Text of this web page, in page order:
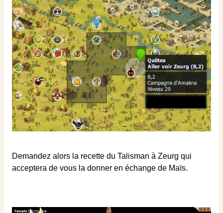
Demandez alors la recette du Talisman à Zeurg qui
acceptera de vous la donner en échange de Maïs.